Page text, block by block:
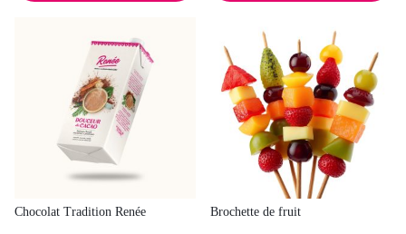
Chocolat Tradition Renée Brochette de fruit